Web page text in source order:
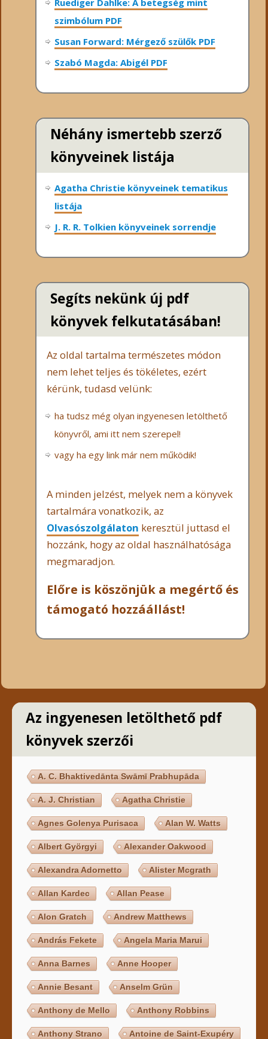
Ruediger Dahlke: A betegség mint
szimbólum PDF
Susan Forward: Mérgező szülők PDF
Szabó Magda: Abigél PDF
Néhány ismertebb szerző
könyveinek listája
Agatha Christie könyveinek tematikus
listája
J. R. R. Tolkien könyveinek sorrendje
Segíts nekünk új pdf
könyvek felkutatásában!
Az oldal tartalma természetes módon
nem lehet teljes és tökéletes, ezért
kérünk, tudasd velünk:
ha tudsz még olyan ingyenesen letölthető
könyvről, ami itt nem szerepel!
vagy ha egy link már nem működik!
A minden jelzést, melyek nem a könyvek
tartalmára vonatkozik, az
Olvasószolgálaton keresztül juttasd el
hozzánk, hogy az oldal használhatósága
megmaradjon.
Előre is köszönjük a megértő és
támogató hozzáállást!
Az ingyenesen letölthető pdf
könyvek szerzői
A. C. Bhaktivedānta Swāmī Prabhupāda
A. J. Christian Agatha Christie
Agnes Golenya Purisaca Alan W. Watts
Albert Györgyi Alexander Oakwood
Alexandra Adornetto Alister Mcgrath
Allan Kardec Allan Pease
Alon Gratch Andrew Matthews
András Fekete Angela Maria Marui
Anna Barnes Anne Hooper
Annie Besant Anselm Grün
Anthony de Mello Anthony Robbins
Anthony Strano Antoine de Saint-Exupéry